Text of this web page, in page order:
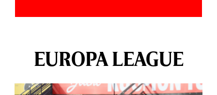
EUROPA LEAGUE